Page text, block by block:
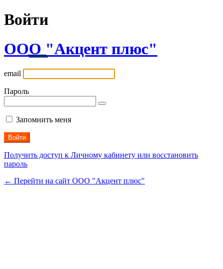
Войти
ООО "Акцент плюс"
email
Пароль
Запомнить меня
Получить доступ к Личному кабинету или восстановить
пароль
← Перейти на сайт ООО "Акцент плюс"